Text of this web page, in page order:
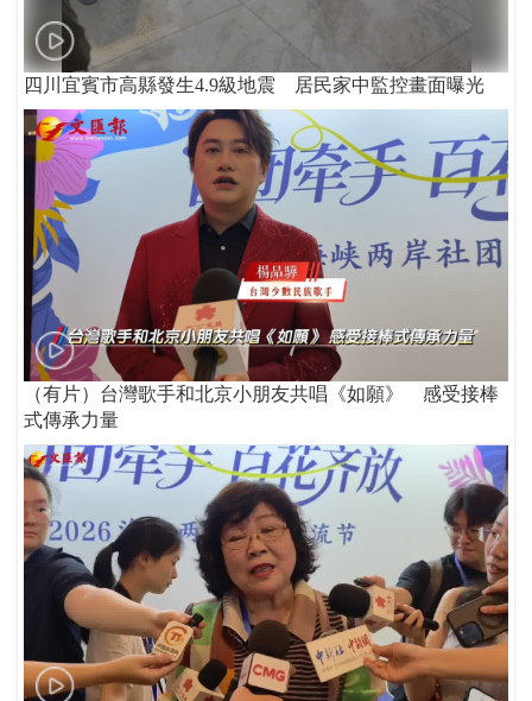
四川宜賓市高縣發生4.9級地震 居民家中監控畫面曝光
（有片）台灣歌手和北京小朋友共唱《如願》 感受接棒
式傳承力量